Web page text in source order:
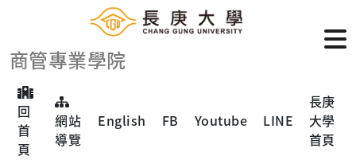
商管專業學院
回
首
頁
網站
導覽
English FB Youtube LINE
長庚
大學
首頁